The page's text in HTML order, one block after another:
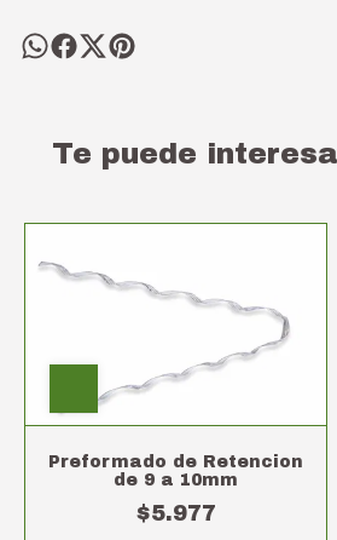
Te puede
Preformado de Retencion
de 9 a 10mm
$5.977